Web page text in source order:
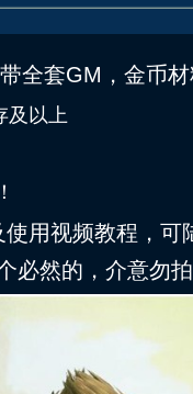
全套GM，金币
以上
用视频教程，可
必然的，介意勿拍